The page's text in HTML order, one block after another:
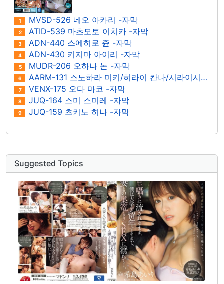
1 MVSD-526 네오 아카리 -자막
2 ATID-539 마츠모토 이치카 -자막
3 ADN-440 스에히로 쥰 -자막
4 ADN-430 키지마 아이리 -자막
5 MUDR-206 오하나 논 -자막
6 AARM-131 스노하라 미키/히라이 칸나/시라이시 칸나/미나미 마유/아라사와 이즈나 -자막
7 VENX-175 오다 마코 -자막
8 JUQ-164 스미 스미레 -자막
9 JUQ-159 츠키노 히나 -자막
Suggested Topics